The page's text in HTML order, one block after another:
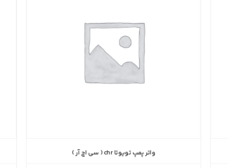
واتر پمپ تویوتا chr ( سی اچ آر )